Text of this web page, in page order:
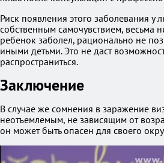
Риск появления этого заболевания у
собственным самочувствием, весьма
ребенок заболел, рационально не
иными детьми. Это не даст
распространиться.
Заключение
В случае же сомнения в заражение
неотъемлемым, не зависящим от
он может быть опасен для своего